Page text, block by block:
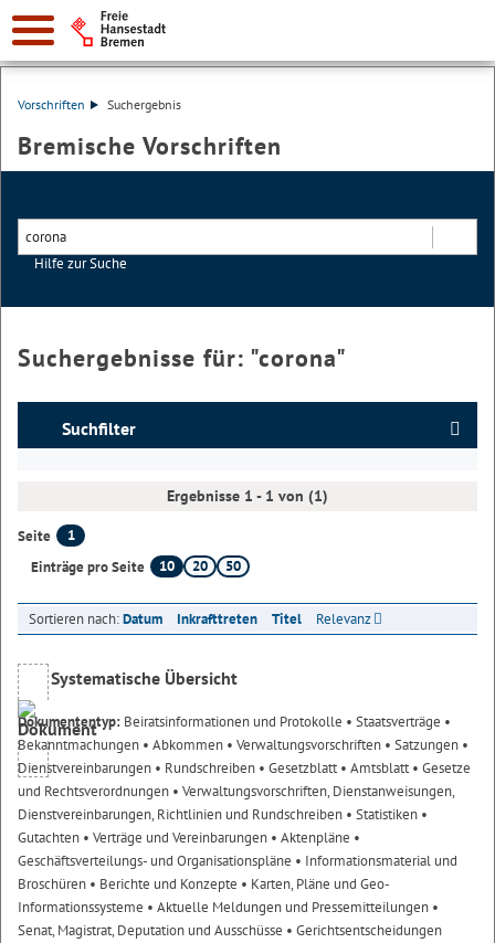
Vorschriften Suchergebnis
Bremische Vorschriften
Hilfe zur Suche
Suchergebnisse für: "corona"
Suchfilter
Ergebnisse 1 - 1 von (1)
Seite
1
Einträge pro Seite
10 20 50
Sortieren nach:Datum Inkrafttreten Titel Relevanz
Systematische Übersicht
Dokumententyp: Beiratsinformationen und Protokolle • Staatsverträge •
Bekanntmachungen • Abkommen • Verwaltungsvorschriften • Satzungen •
Dienstvereinbarungen • Rundschreiben • Gesetzblatt• Amtsblatt• Gesetze
und Rechtsverordnungen • Verwaltungsvorschriften, Dienstanweisungen,
Dienstvereinbarungen, Richtlinien und Rundschreiben • Statistiken •
Gutachten • Verträge und Vereinbarungen • Aktenpläne •
Geschäftsverteilungs- und Organisationspläne • Informationsmaterial und
Broschüren • Berichte und Konzepte • Karten, Pläne und Geo-
Informationssysteme • Aktuelle Meldungen und Pressemitteilungen •
Senat, Magistrat, Deputation und Ausschüsse • Gerichtsentscheidungen